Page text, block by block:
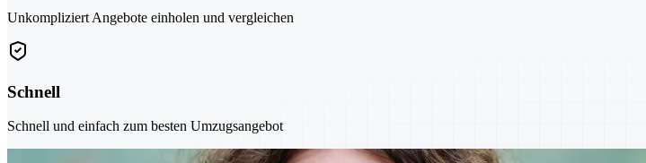
Unkompliziert Angebote einholen und vergleichen
Schnell
Schnell und einfach zum besten Umzugsangebot